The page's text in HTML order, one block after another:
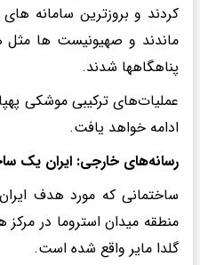
کردند و بروزترین سامانه های
ماندند و صهیونیست ها مثل
پناهگاهها شدند.
عملیات‌های ترکیبی موشکی
ادامه خواهد یافت.
رسانه‌های خارجی: ایران یک
ساختمانی که مورد هدف
منطقه میدان استروما در
گلدا مایر واقع شده است.